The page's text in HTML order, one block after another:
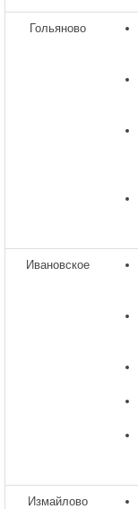
Гольяново
Ивановское
Измайлово